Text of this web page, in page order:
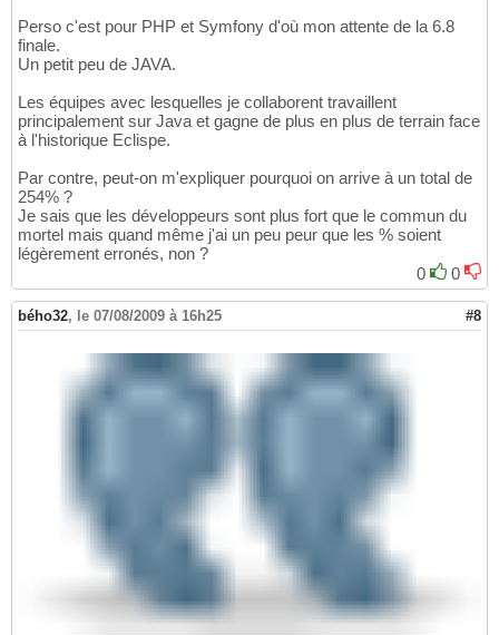
Perso c'est pour PHP et Symfony d'où mon attente de la 6.8
finale.
Un petit peu de JAVA.
Les équipes avec lesquelles je collaborent travaillent
principalement sur Java et gagne de plus en plus de terrain face
à l'historique Eclispe.
Par contre, peut-on m'expliquer pourquoi on arrive à un total de
254% ?
Je sais que les développeurs sont plus fort que le commun du
mortel mais quand même j'ai un peu peur que les % soient
légèrement erronés, non ?
0
0
bého32, le 07/08/2009 à 16h25 #8